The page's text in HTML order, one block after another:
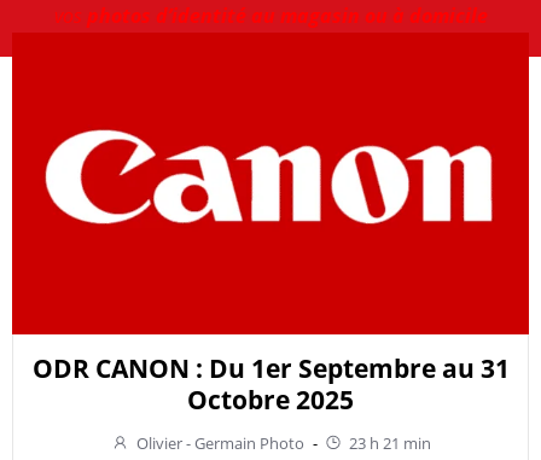
vos photos d’identité au magasin ou à domicile
ODR CANON : Du 1er Septembre au 31
Octobre 2025
Olivier - Germain Photo - 23 h 21 min